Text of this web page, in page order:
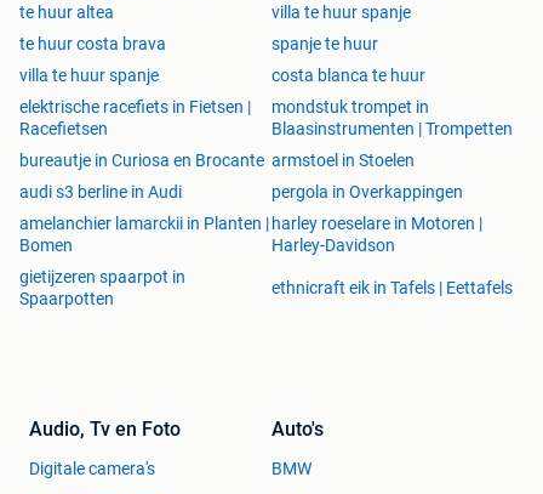
portable: +32 478/ 21 40 35
te huur altea
villa te huur spanje
te huur costa brava
spanje te huur
villa te huur spanje
costa blanca te huur
elektrische racefiets in Fietsen |
Racefietsen
mondstuk trompet in
Blaasinstrumenten | Trompetten
bureautje in Curiosa en Brocante armstoel in Stoelen
audi s3 berline in Audi
pergola in Overkappingen
amelanchier lamarckii in Planten |
Bomen
harley roeselare in Motoren |
Harley-Davidson
gietijzeren spaarpot in
Spaarpotten
ethnicraft eik in Tafels | Eettafels
Audio, Tv en Foto
Digitale camera's
Auto's
BMW